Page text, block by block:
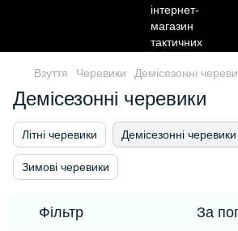
Взуття Черевики Демісезонні
Демісезонні черевики
Літні черевики Демісезонні черевики
Зимові черевики
Фільтр За